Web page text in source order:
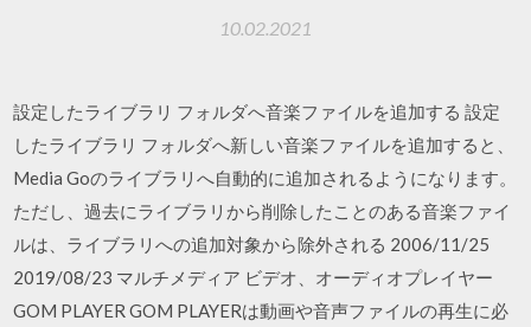
10.02.2021
設定したライブラリ フォルダへ音楽ファイルを追加する 設定
したライブラリ フォルダへ新しい音楽ファイルを追加すると、
Media Goのライブラリへ自動的に追加されるようになります。
ただし、過去にライブラリから削除したことのある音楽ファイ
ルは、ライブラリへの追加対象から除外される 2006/11/25
2019/08/23 マルチメディア ビデオ、オーディオプレイヤー
GOM PLAYER GOM PLAYERは動画や音声ファイルの再生に必